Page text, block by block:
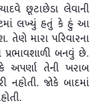
છૂટાછેડા લેવાની
લખ્યું હતું કે હું આ
તેણે મારા પરિવારના
પ્રભાવશાળી બનવું છે.
તેની ખરાબ
નહોતી. જોકે બાદમાં